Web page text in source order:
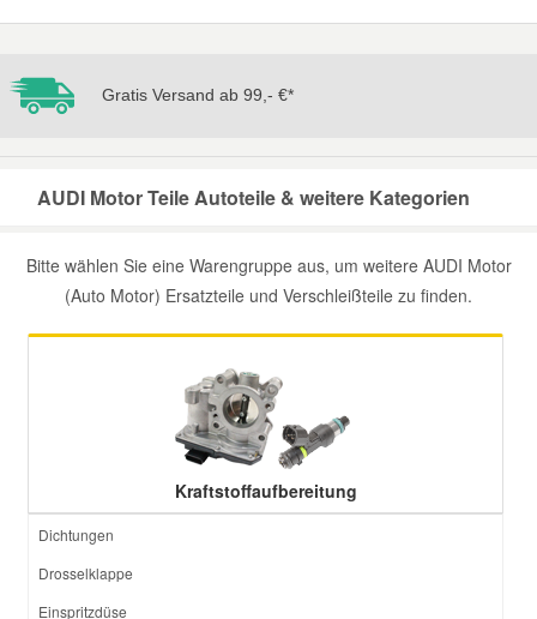
Gratis Versand ab 99,- €*
AUDI Motor Teile Autoteile & weitere Kategorien
Bitte wählen Sie eine Warengruppe aus, um weitere AUDI Motor
(Auto Motor) Ersatzteile und Verschleißteile zu finden.
Kraftstoffaufbereitung
Dichtungen
Drosselklappe
Einspritzdüse